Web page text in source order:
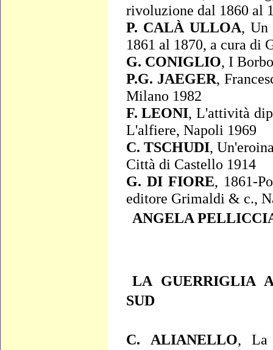
rivoluzione dal 1860 al
P. CALÀ ULLOA, Un
1861 al 1870, a cura di
G. CONIGLIO, I
P.G. JAEGER,
Milano 1982
F. LEONI, L'attività
L'alfiere, Napoli 1969
C. TSCHUDI,
Città di Castello 1914
G. DI FIORE, 1861-
editore Grimaldi & c.,
ANGELA
LA GUERRIGLIA
SUD
C. ALIANELLO,La